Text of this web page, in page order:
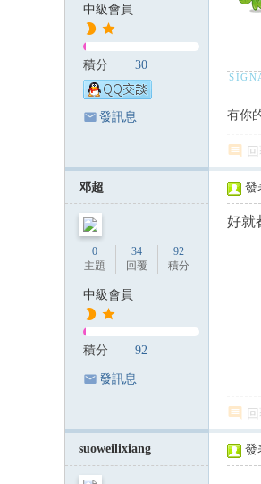
中級會員
積分 30
發訊息
有你
邓超
0
主題
34
回覆
92
積分
中級會員
積分 92
發訊息
發
好就
suoweilixiang 發